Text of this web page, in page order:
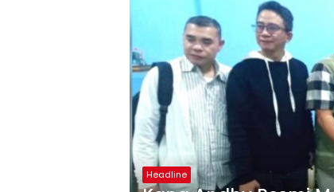
Headline